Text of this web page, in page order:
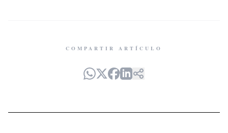
COMPARTIR ARTÍCULO